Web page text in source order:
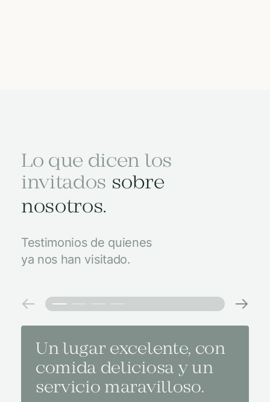
Lo que dicen los
invitados sobre
nosotros.
Testimonios de quienes
ya nos han visitado.
Un lugar excelente, con
comida deliciosa y un
servicio maravilloso.